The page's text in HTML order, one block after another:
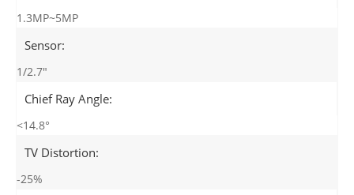
1.3MP~5MP
Sensor:
1/2.7"
Chief Ray Angle:
<14.8°
TV Distortion:
-25%